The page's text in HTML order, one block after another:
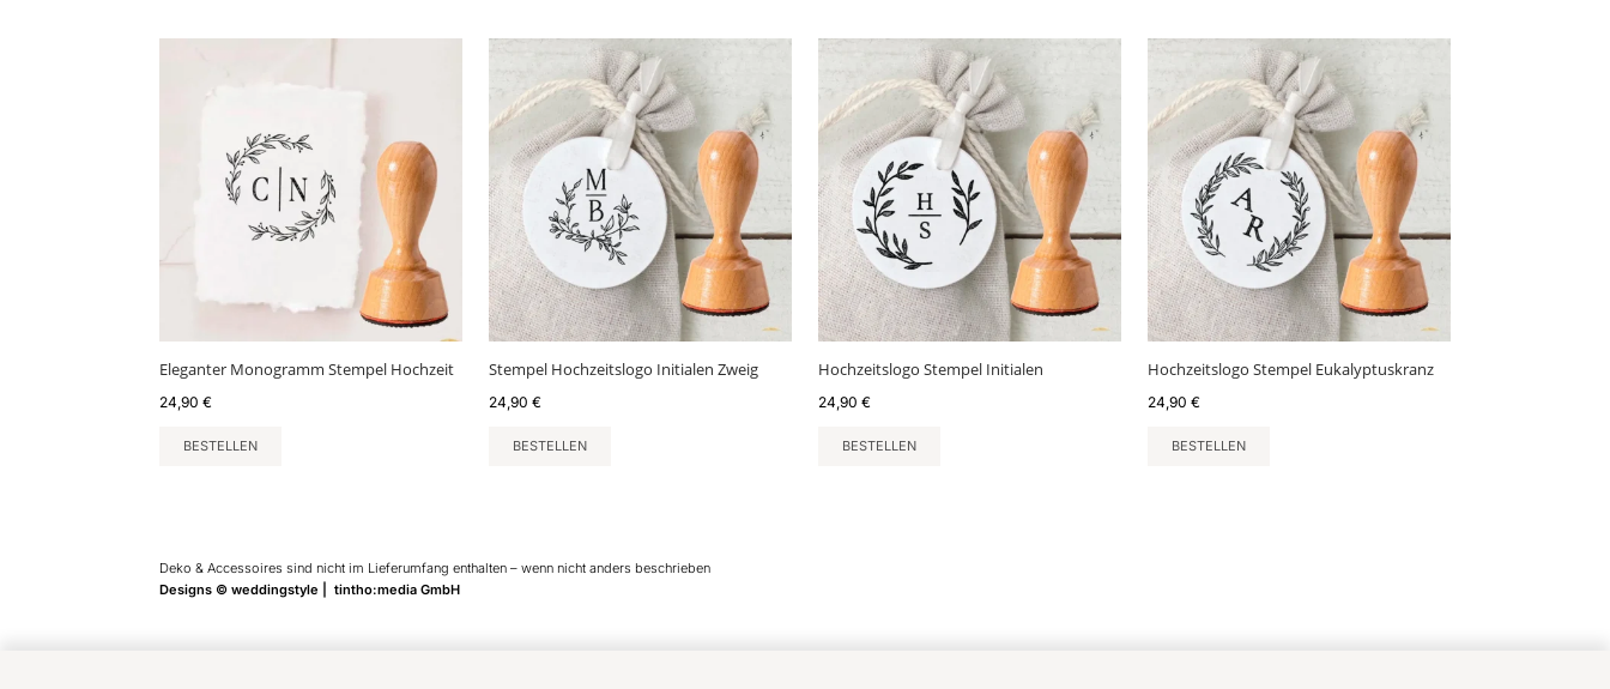
Eleganter Monogramm Stempel Hochzeit
24,90 €
BESTELLEN
Stempel Hochzeitslogo Initialen Zweig
24,90 €
BESTELLEN
Hochzeitslogo Stempel Initialen
24,90 €
BESTELLEN
Hochzeitslogo Stempel Eukalyptuskranz
24,90 €
BESTELLEN
Deko & Accessoires sind nicht im Lieferumfang enthalten – wenn nicht anders beschrieben
Designs © weddingstyle | tintho:media GmbH